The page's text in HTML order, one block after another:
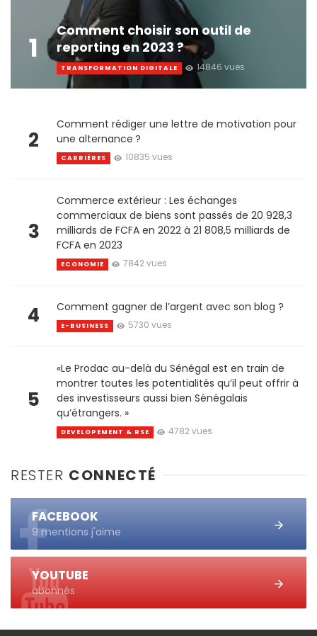
1
Comment choisir son outil de
reporting en 2023 ?
TRANSFORMATION DIGITALE 14846 vues
2
Comment rédiger une lettre de motivation pour
une alternance ?
CARRIÈRES 10835 vues
3
Commerce extérieur : Les échanges
commerciaux de biens sont passés de 20 928,3
milliards de FCFA en 2022 à 21 808,5 milliards de
FCFA en 2023
ECONOMIE 7842 vues
4 Comment gagner de l’argent avec son blog ?
E-BUSINESS 5730 vues
5
«Le Prodac au-delà du Sénégal est en train de
montrer toutes les potentialités qu’il peut offrir à
des investisseurs aussi bien Sénégalais
qu’étrangers. »
DEVELOPEMENT & RSE 4782 vues
RESTER CONNECTÉ
FACEBOOK
9 mentions j'aime
YOUTUBE
abonnés